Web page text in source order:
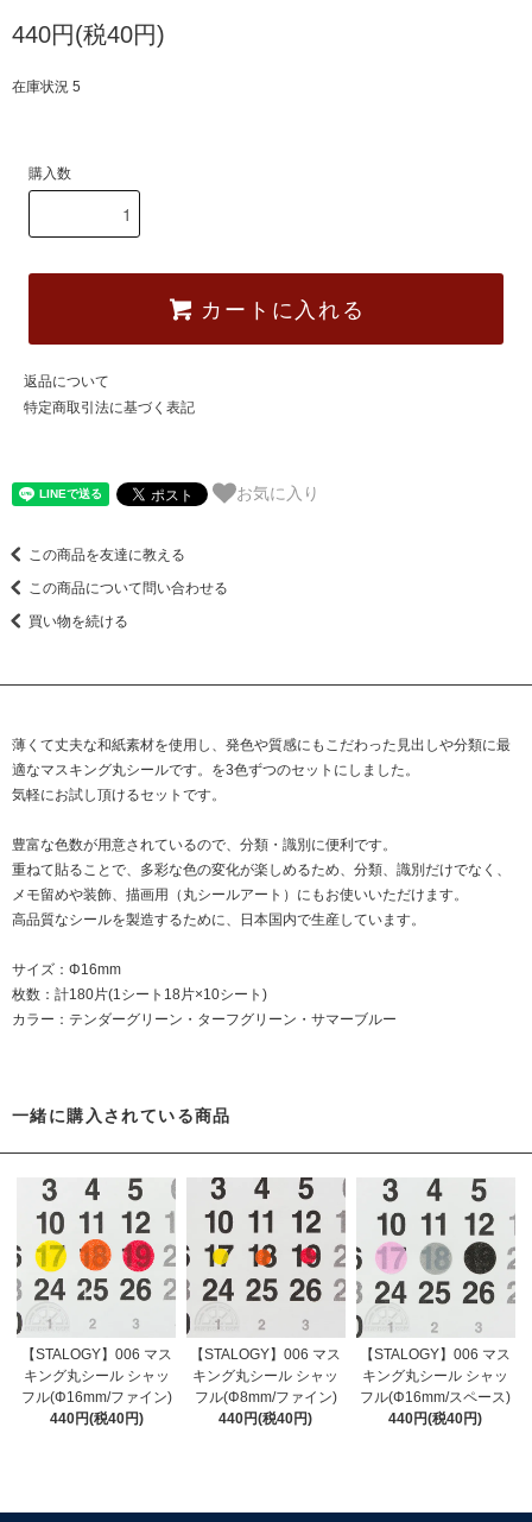
440円(税40円)
在庫状況 5
購入数
カートに入れる
返品について
特定商取引法に基づく表記
お気に入り
この商品を友達に教える
この商品について問い合わせる
買い物を続ける
薄くて丈夫な和紙素材を使用し、発色や質感にもこだわった見出しや分類に最
適なマスキング丸シールです。を3色ずつのセットにしました。
気軽にお試し頂けるセットです。
豊富な色数が用意されているので、分類・識別に便利です。
重ねて貼ることで、多彩な色の変化が楽しめるため、分類、識別だけでなく、
メモ留めや装飾、描画用（丸シールアート）にもお使いいただけます。
高品質なシールを製造するために、日本国内で生産しています。
サイズ：Φ16mm
枚数：計180片(1シート18片×10シート)
カラー：テンダーグリーン・ターフグリーン・サマーブルー
一緒に購入されている商品
【STALOGY】006 マス
キング丸シール シャッ
フル(Φ16mm/ファイン)
440円(税40円)
【STALOGY】006 マス
キング丸シール シャッ
フル(Φ8mm/ファイン)
440円(税40円)
【STALOGY】006 マス
キング丸シール シャッ
フル(Φ16mm/スペース)
440円(税40円)